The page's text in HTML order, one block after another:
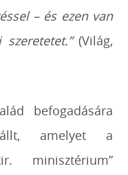
– és ezen van
(Világ,
befogadására
amelyet a
minisztérium”